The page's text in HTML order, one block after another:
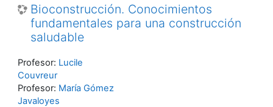
Bioconstrucción. Conocimientos
fundamentales para una construcción
saludable
Profesor: Lucile
Couvreur
Profesor: María Gómez
Javaloyes